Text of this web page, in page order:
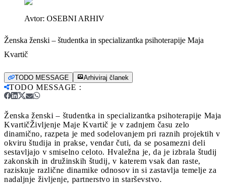
Avtor: OSEBNI ARHIV
Ženska ženski – študentka in specializantka psihoterapije Maja
Kvartič
TODO MESSAGE Arhiviraj članek
TODO MESSAGE :
Ženska ženski – študentka in specializantka psihoterapije Maja
KvartičŽivljenje Maje Kvartič je v zadnjem času zelo
dinamično, razpeta je med sodelovanjem pri raznih projektih v
okviru študija in prakse, vendar čuti, da se posamezni deli
sestavljajo v smiselno celoto. Hvaležna je, da je izbrala študij
zakonskih in družinskih študij, v katerem vsak dan raste,
raziskuje različne dinamike odnosov in si zastavlja temelje za
nadaljnje življenje, partnerstvo in starševstvo.